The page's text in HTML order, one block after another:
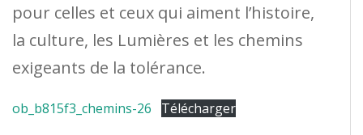
pour celles et ceux qui aiment l’histoire,
la culture, les Lumières et les chemins
exigeants de la tolérance.
ob_b815f3_chemins-26 Télécharger